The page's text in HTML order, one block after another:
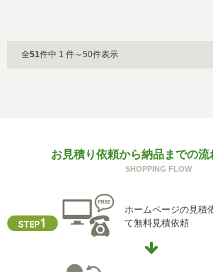
全51件中 1 件～50件表示
お見積り依頼から納品までの流
SHOPPING FLOW
ホームページの見積
て無料見積依頼